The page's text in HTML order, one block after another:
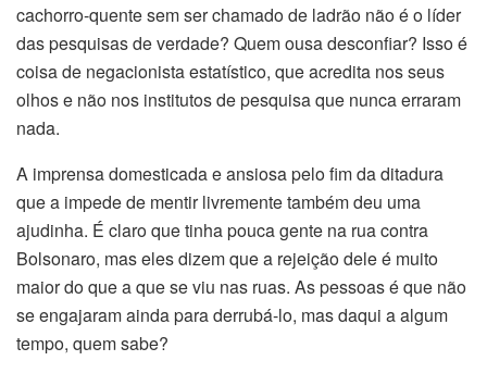
cachorro-quente sem ser chamado de ladrão não é o líder
das pesquisas de verdade? Quem ousa desconfiar? Isso é
coisa de negacionista estatístico, que acredita nos seus
olhos e não nos institutos de pesquisa que nunca erraram
nada.
A imprensa domesticada e ansiosa pelo fim da ditadura
que a impede de mentir livremente também deu uma
ajudinha. É claro que tinha pouca gente na rua contra
Bolsonaro, mas eles dizem que a rejeição dele é muito
maior do que a que se viu nas ruas. As pessoas é que não
se engajaram ainda para derrubá-lo, mas daqui a algum
tempo, quem sabe?